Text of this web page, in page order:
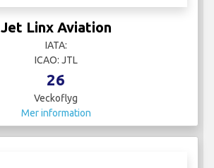
Jet Linx Aviation
IATA:
ICAO: JTL
26
Veckoflyg
Mer information